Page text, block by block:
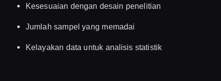
Kesesuaian dengan desain penelitian
Jumlah sampel yang memadai
Kelayakan data untuk analisis statistik